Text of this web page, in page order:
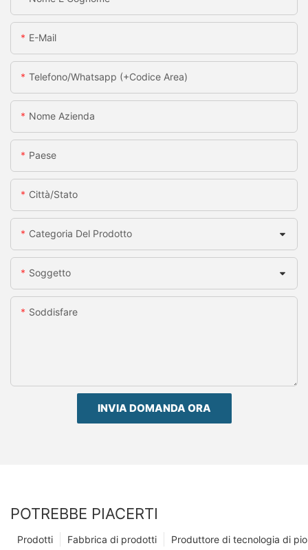
E-Mail
Telefono/whatsapp (+codice Area)
Nome Azienda
Paese
Città/stato
Categoria Del Prodotto
Soggetto
Soddisfare
INVIA DOMANDA ORA
POTREBBE PIACERTI
Produttore di tecnologia di
Fabbrica di prodotti
Prodotti